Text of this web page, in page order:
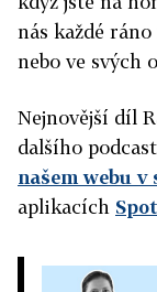
nás každé
nebo ve svých
Nejnovější díl
dalšího
našem webu v
aplikacích